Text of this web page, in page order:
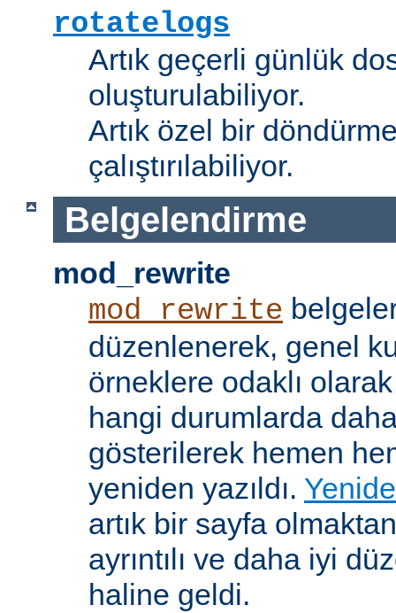
rotatelogs
Artık geçerli günlük
oluşturulabiliyor.
Artık özel bir
çalıştırılabiliyor.
Belgelendirme
mod_rewrite
mod_rewrite
düzenlenerek, genel
örneklere odaklı
hangi durumlarda
gösterilerek hemen
yeniden yazıldı.
artık bir sayfa
ayrıntılı ve daha iyi
haline geldi.